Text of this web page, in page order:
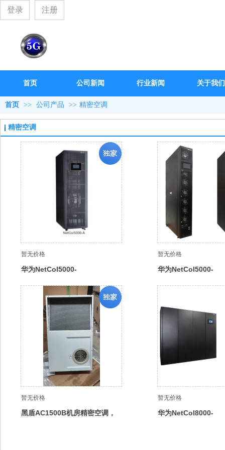
登录 注册
首页 公司新闻 行业新闻 关于我们
首页 >> 公司产品 >> 精密空调
精密空调
暂无价格
华为NetCol5000-
智能温控,华为风冷行级精密空
调，华为恒温恒湿机房空调
暂无价格
华为NetCol5000-
房精密空调，室内机
暂无价格
黑盾AC1500B机房精密空调，
暂无价格
华为NetCol8000-